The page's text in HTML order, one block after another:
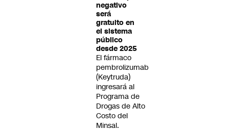
negativo
será
gratuito en
el sistema
público
desde 2025
El fármaco
pembrolizumab
(Keytruda)
ingresará al
Programa de
Drogas de Alto
Costo del
Minsal.